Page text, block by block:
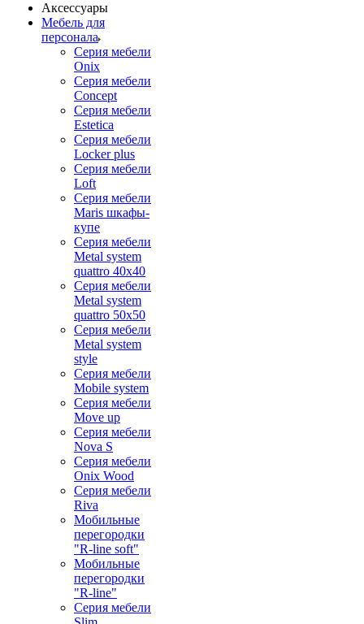
Аксессуары
Мебель для
персонала
Серия мебели
Onix
Серия мебели
Concept
Серия мебели
Estetica
Серия мебели
Locker plus
Серия мебели
Loft
Серия мебели
Maris шкафы-
купе
Серия мебели
Metal system
quattro 40x40
Серия мебели
Metal system
quattro 50x50
Серия мебели
Metal system
style
Серия мебели
Mobile system
Серия мебели
Move up
Серия мебели
Nova S
Серия мебели
Onix Wood
Серия мебели
Riva
Мобильные
перегородки
"R-line soft"
Мобильные
перегородки
"R-line"
Серия мебели